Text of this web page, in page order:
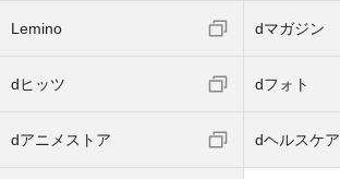
Lemino dマガジン
dヒッツ dフォト
dアニメストア dヘルスケア